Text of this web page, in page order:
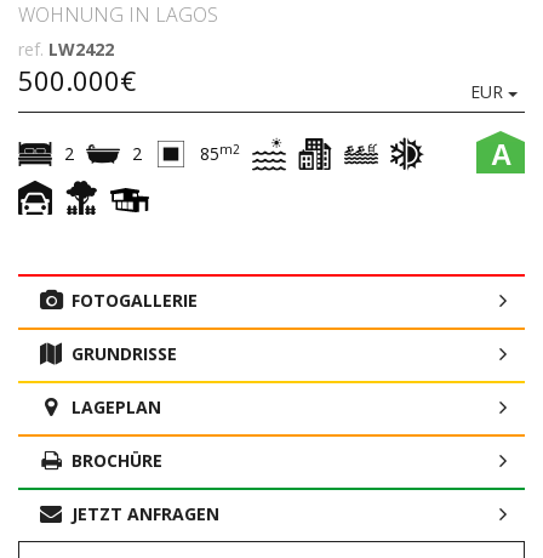
WOHNUNG IN LAGOS
ref. LW2422
500.000€ EUR
A
2 2 85m2
FOTOGALLERIE
GRUNDRISSE
LAGEPLAN
BROCHÜRE
JETZT ANFRAGEN